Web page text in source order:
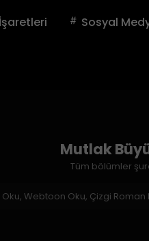
Sosyal
Mutlak
Tüm bölümler
Webtoon Oku, Çizgi Roman